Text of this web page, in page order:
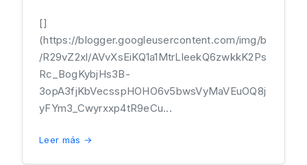
[]
(https://blogger.googleusercontent.com/img/b
/R29vZ2xl/AVvXsEiKQ1a1MtrLleekQ6zwkkK2Ps
Rc_BogKybjHs3B-
3opA3fjKbVecsspHOHO6v5bwsVyMaVEuOQ8j
yFYm3_Cwyrxxp4tR9eCu...
Leer más →